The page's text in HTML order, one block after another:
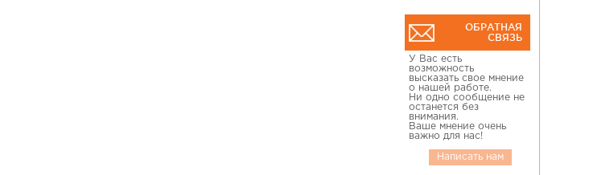
ОБРАТНАЯ
СВЯЗЬ
У Вас есть
возможность
высказать свое мнение
о нашей работе.
Ни одно сообщение не
останется без
внимания.
Ваше мнение очень
важно для нас!
Написать нам